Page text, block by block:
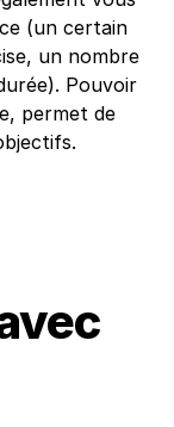
(un certain
un nombre
Pouvoir
permet de